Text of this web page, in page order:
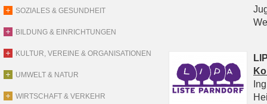
SOZIALES & GESUNDHEIT
BILDUNG & EINRICHTUNGEN
KULTUR, VEREINE & ORGANISATIONEN
UMWELT & NATUR
WIRTSCHAFT & VERKEHR